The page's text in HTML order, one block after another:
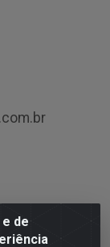
de
183-